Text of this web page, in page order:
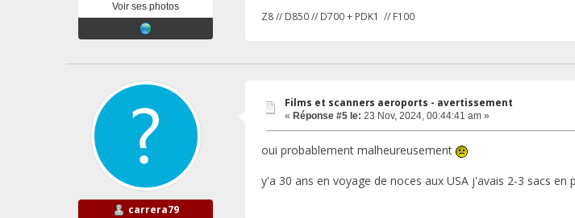
Voir ses photos
Z8 // D850 // D700 + PDK1 // F100
carrera79
Films et scanners aeroports - avertissement
« Réponse #5 le: 23 Nov, 2024, 00:44:41 am »
oui probablement malheureusement
y'a 30 ans en voyage de noces aux USA j'avais 2-3 sacs